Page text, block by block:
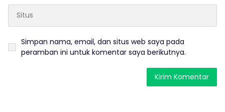
Simpan nama, email, dan situs web saya pada
peramban ini untuk komentar saya berikutnya.